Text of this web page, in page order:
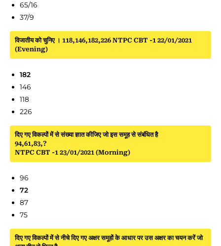
65/16
37/9
विजातीय को चुनिए । 118,146,182,226 NTPC CBT -1 22/01/2021
(Evening)
182
146
118
226
दिए गए विकल्पों में से संख्या ज्ञात कीजिए जो इस समूह से संबंधित है
94,61,83,?
NTPC CBT -1 23/01/2021 (Morning)
96
72
87
75
दिए गए विकल्पों में से नीचे दिए गए अक्षर समूहों के आधार पर उस अक्षर का चयन करें जो